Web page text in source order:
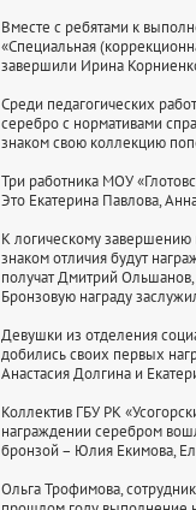
Вместе с ребятами к
«Специальная
завершили Ирина
Среди педагогических
серебро с нормативами
знаком свою коллекцию
Три работника МОУ
Это Екатерина Павлова,
К логическому
знаком отличия будут
получат Дмитрий
Бронзовую награду
Девушки из отделения
добились своих первых
Анастасия Долгина и
Коллектив ГБУ РК
награждении серебром
бронзой – Юлия Екимова,
Ольга Трофимова,